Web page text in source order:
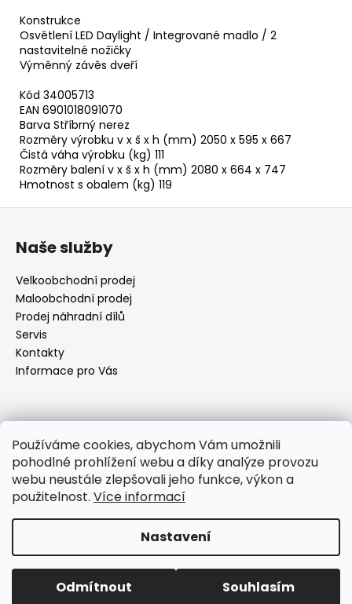
Používáme cookies, abychom Vám umožnili
pohodlné prohlížení webu a díky analýze provozu
webu neustále zlepšovali jeho funkce, výkon a
použitelnost. Více informací
Nastavení
Odmítnout Souhlasím
Konstrukce
Osvětlení LED Daylight / Integrované madlo / 2
nastavitelné nožičky
Výměnný závěs dveří
Kód 34005713
EAN 6901018091070
Barva Stříbrný nerez
Rozměry výrobku v x š x h (mm) 2050 x 595 x 667
Čistá váha výrobku (kg) 111
Rozměry balení v x š x h (mm) 2080 x 664 x 747
Hmotnost s obalem (kg) 119
Naše služby
Velkoobchodní prodej
Maloobchodní prodej
Prodej náhradní dílů
Servis
Kontakty
Informace pro Vás
objednavky@elektrorezny.cz
602 155 983
https://www.facebook.com/jirireznyelektroservis
reznyelektro
Copyright 2026Elektro Režný . Všechna práva vyhrazena.